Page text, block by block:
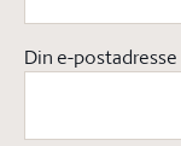
Din e-postadresse